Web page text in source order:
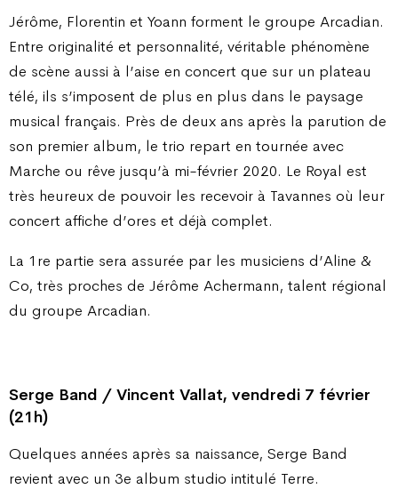
Jérôme, Florentin et Yoann forment le groupe Arcadian.
Entre originalité et personnalité, véritable phénomène
de scène aussi à l’aise en concert que sur un plateau
télé, ils s’imposent de plus en plus dans le paysage
musical français. Près de deux ans après la parution de
son premier album, le trio repart en tournée avec
Marche ou rêve jusqu’à mi-février 2020. Le Royal est
très heureux de pouvoir les recevoir à Tavannes où leur
concert affiche d’ores et déjà complet.
La 1re partie sera assurée par les musiciens d’Aline &
Co, très proches de Jérôme Achermann, talent régional
du groupe Arcadian.
Serge Band / Vincent Vallat, vendredi 7 février
(21h)
Quelques années après sa naissance, Serge Band
revient avec un 3e album studio intitulé Terre.